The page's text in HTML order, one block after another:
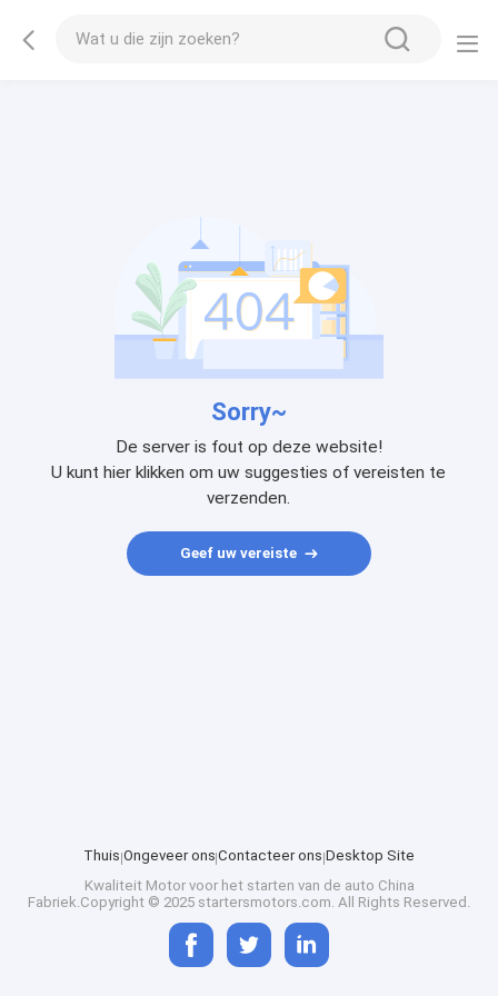
Sorry~
De server is fout op deze website!
U kunt hier klikken om uw suggesties of vereisten te
verzenden.
Geef uw vereiste
Thuis Ongeveer ons Contacteer ons Desktop Site
Kwaliteit Motor voor het starten van de auto China
Fabriek.Copyright © 2025 startersmotors.com. All Rights Reserved.